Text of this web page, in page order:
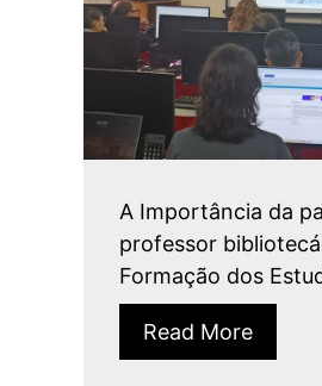
A Importância da
professor
Formação dos
Read More